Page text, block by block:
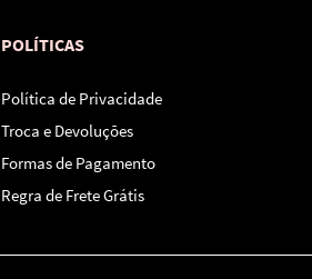
POLÍTICAS
Política de Privacidade
Troca e Devoluções
Formas de Pagamento
Regra de Frete Grátis